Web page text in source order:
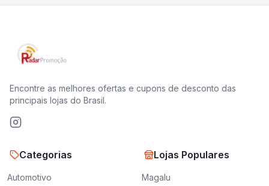
Encontre as melhores ofertas e cupons de desconto das
principais lojas do Brasil.
Categorias
Automotivo
Lojas Populares
Magalu